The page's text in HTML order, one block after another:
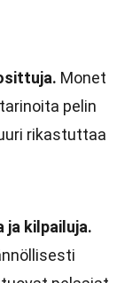
Monet
pelin
rikastuttaa
ja kilpailuja.